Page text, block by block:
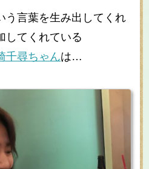
う言葉を生み出してくれ
してくれている
千尋ちゃんは…